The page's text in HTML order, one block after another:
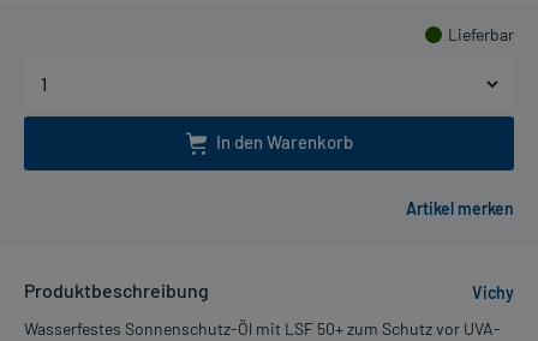
Lieferbar
In den Warenkorb
Produktbeschreibung
Vichy
Wasserfestes Sonnenschutz-Öl mit LSF 50+ zum Schutz vor UVA-